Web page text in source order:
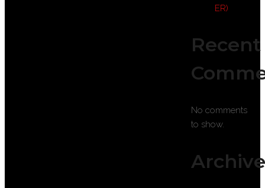
ER)
Recent
No comments
to show.